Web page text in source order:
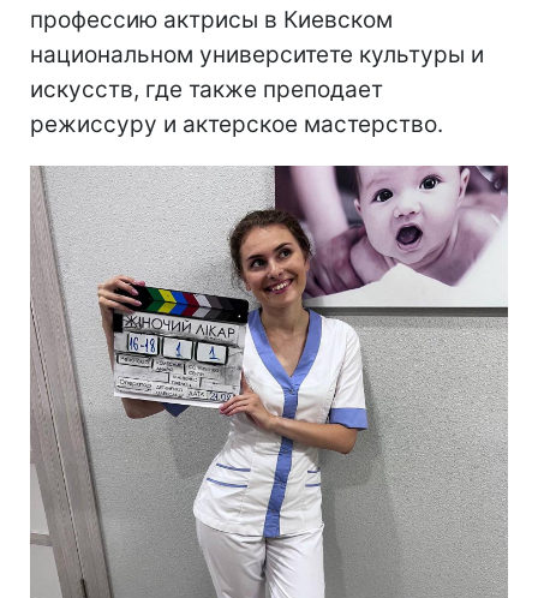
профессию актрисы в Киевском
национальном университете культуры и
искусств, где также преподает
режиссуру и актерское мастерство.